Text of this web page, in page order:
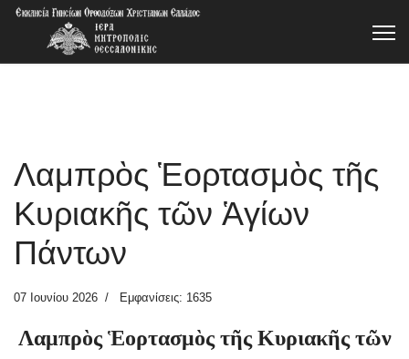
Λαμπρὸς Ἑορτασμὸς τῆς
Κυριακῆς τῶν Ἁγίων
Πάντων
07 Ιουνίου 2026 Εμφανίσεις: 1635
Λαμπρὸς Ἑορτασμὸς τῆς Κυριακῆς τῶν